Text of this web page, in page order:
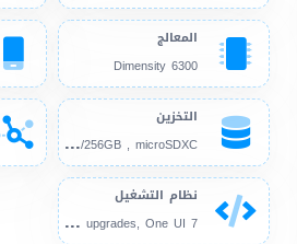
المعالج
Dimensity 6300
التخزين
128
GB/256GB , microSDXC
نظام التشغيل
And
roid 15, up to 6 major upgrades, One UI 7